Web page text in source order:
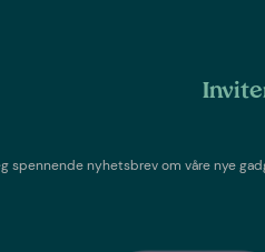
spennende nyhetsbrev om våre nye